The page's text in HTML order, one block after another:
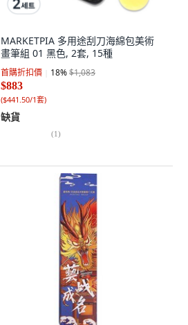
MARKETPIA 多用途刮刀海綿包美術
畫筆組 01 黑色, 2套, 15種
首購折扣價 18%$1,083
$883
($441.50/1套)
缺貨
(1)